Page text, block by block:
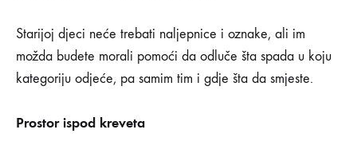
Starijoj djeci neće trebati naljepnice i oznake, ali im
možda budete morali pomoći da odluče šta spada u koju
kategoriju odjeće, pa samim tim i gdje šta da smjeste.
Prostor ispod kreveta